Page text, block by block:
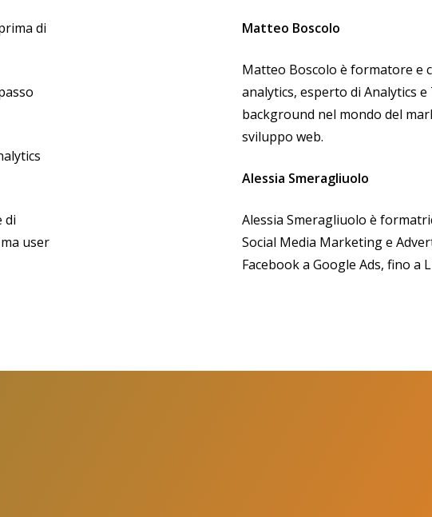
di
di
user
Matteo Boscolo
Matteo Boscolo è formatore e
analytics, esperto di Analytics
background nel mondo del
sviluppo web.
Alessia Smeragliuolo
Alessia Smeragliuolo è
Social Media Marketing e
Facebook a Google Ads, fino a